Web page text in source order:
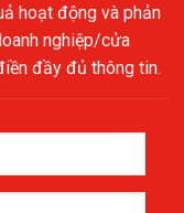
hoạt động và phản
nghiệp/cửa
đầy đủ thông tin.